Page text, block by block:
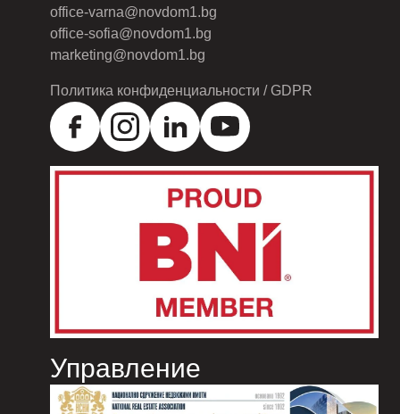
office-varna@novdom1.bg
office-sofia@novdom1.bg
marketing@novdom1.bg
Политика конфиденциальности / GDPR
Управление